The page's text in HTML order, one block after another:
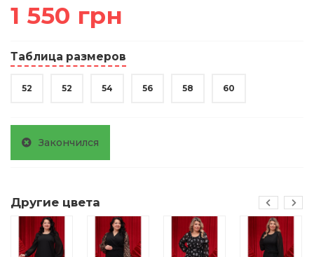
1 550 грн
Таблица размеров
52 52 54 56 58 60
Закончился
Другие цвета